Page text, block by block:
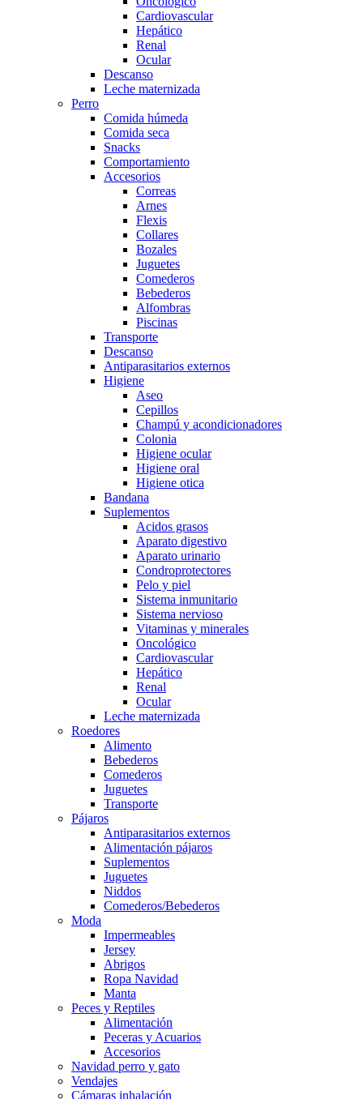
Cardiovascular
Hepático
Renal
Ocular
Descanso
Leche maternizada
Perro
Comida húmeda
Comida seca
Snacks
Comportamiento
Accesorios
Correas
Arnes
Flexis
Collares
Bozales
Juguetes
Comederos
Bebederos
Alfombras
Piscinas
Transporte
Descanso
Antiparasitarios externos
Higiene
Aseo
Cepillos
Champú y acondicionadores
Colonia
Higiene ocular
Higiene oral
Higiene otica
Bandana
Suplementos
Acidos grasos
Aparato digestivo
Aparato urinario
Condroprotectores
Pelo y piel
Sistema inmunitario
Sistema nervioso
Vitaminas y minerales
Oncológico
Cardiovascular
Hepático
Renal
Ocular
Leche maternizada
Roedores
Alimento
Bebederos
Comederos
Juguetes
Transporte
Pájaros
Antiparasitarios externos
Alimentación pájaros
Suplementos
Juguetes
Niddos
Comederos/Bebederos
Moda
Impermeables
Jersey
Abrigos
Ropa Navidad
Manta
Peces y Reptiles
Alimentación
Peceras y Acuarios
Accesorios
Navidad perro y gato
Vendajes
Cámaras inhalación